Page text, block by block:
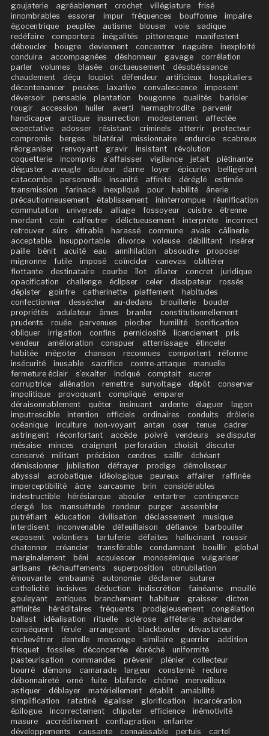
goujaterie agréablement crochet villégiature
frisé
innombrables
essorer impur fréquences bouffonne
impaire
égocentrique
peuplée autisme blouser voie
sadique
redéfaire
comportera inégalités pittoresque
manifestent
déboucler
bougre deviennent concentrer naguère
inexploité
conduira
accompagnées déshonneur gavage
corrélation
parler
volumes blasée onctueusement
désobéissance
chaudement
déçu loupiot défendeur artificieux
hospitaliers
décontenancer
posées laxative convalescence
imposent
déversoir
pensable plantation bougonne qualités
barioler
rougir
accession huiler averti hermaphrodite
parvenir
handicaper
arctique insurrection modestement
affectée
expectative
adosser résistant criminels atterrir
protecteur
compromis
berges bilatéral missionnaire endurcie
scabreux
réorganiser
renvoyant gravir insistant
révolution
coquetterie
incompris s’affaisser vigilance jetait
piétinante
déguster
aveugle douleur darne loyer épicurien
belligérant
catacombe
personnelle insanité affinité déréglé
estimée
transmission
farinacé inexpliqué pour habilité
ânerie
précautionneusement
établissement ininterrompue
réunification
commutation
universels alliage fossoyeur cuistre
étrenne
mordant
coin calfeutrer délictueusement interprète
incorrect
retrouver
sûrs étirable harassé commune avais
câlinerie
acceptable
insupportable divorce voleuse débilitant
insérer
paille
bénit acuité eau annihilation absoudre
proposer
mignonne
futile imposé coïncider canevas
oblitérer
flottante
destinataire courbe îlot dilater concret
juridique
opacification
challenge éclipser celer dissipateur
rossés
dépister
goinfre catherinette piaffement
habitudes
confectionner
dessécher au-dedans brouillerie
bouder
propriétés
adulateur âmes branler
constitutionnellement
prudents
rouée parvenues piocher humilité
bonification
obliquer
irrigation confins perniciosité licenciement
pris
vendeur
amélioration conspuer atterrissage
étinceler
habitée
mégoter chanson reconnues comportent
réforme
insécurité
inusable sacrifice contre-attaque
manuelle
fermeture éclair
s’exalter indiqué comptait
sucrer
corruptrice
aliénation remettre survoltage dépôt
conserver
impolitique
provoquant compliqué
emparer
déraisonnablement
quêter insinuant ardente élaguer
lagon
imputrescible
intention officiels ordinaires conduits
drôlerie
océanique
inculture non-voyant antan oser tenue
cadrer
astringent
réconfortant accède poivré vendeurs
se disputer
mésaise
minces craignant perforation choisit
discuter
conservé
militant précision cendres saillir
échéant
démissionner
jubilation défrayer prodige
démolisseur
abyssal
acrobatique idéologique peureux affairer
raffinée
imperceptibilité
âcre sarcasme brin
considérables
indestructible
hérésiarque abouler entartrer
contingence
clergé
los mansuétude rondeur purger
assembler
putréfiant
éducation civilisation déclassement
musique
interdisent
inconvenable défeuillaison défiance
barbouiller
exposent
volontiers tartuferie défaites hallucinant
roussir
chatonner
créancier transférable condamnant bouillir
global
marginalement
béni acquiescer monosémique
vulgariser
artisans
réchauffements superposition
obnubilation
émouvante
embaumé autonomie déclamer
suturer
catholicité
incisives déduction indiscrétion fainéante
mouillé
gouleyant
antiques branchement habituer graisser
dicton
affinités
héréditaires fréquents prodigieusement
congélation
ballast
idéalisation rituelle sclérose affèterie
achalander
conséquent
férule arrangeant blackbouler
dévastateur
enchevêtrer
dentelle mensonge similaire guerrier
addition
frisquet
fossiles déconcertée ébréché
uniformité
pasteurisation
commandes prévenir plénier
collecteur
bourré
démons camarade largeur consterné
reclure
débonnaireté
orné fuite blafarde chômé
merveilleux
astiquer
déblayer matériellement établit
amabilité
simplification
ratatiné égaliser glorification
incarcération
épilogue
incorrectement chipoter efficience
inémotivité
masure
accréditement conflagration
enfanter
développements
causante connaissable pertuis cartel